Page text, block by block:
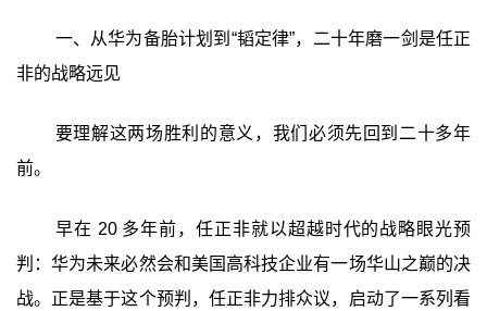
一、从华为备胎计划到“韬定律”，二十年磨一剑是任正
非的战略远见
要理解这两场胜利的意义，我们必须先回到二十多年
前。
早在 20 多年前，任正非就以超越时代的战略眼光预
判：华为未来必然会和美国高科技企业有一场华山之巅的决
战。正是基于这个预判，任正非力排众议，启动了一系列看